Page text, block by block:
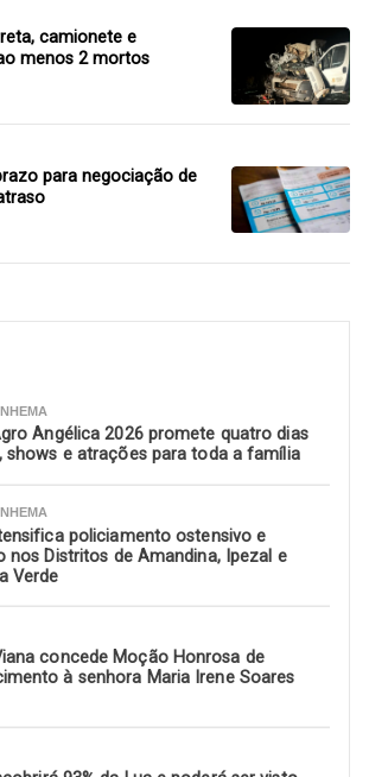
Angélica 2026 promete quatro dias
shows e atrações para toda a família
policiamento ostensivo e
nos Distritos de Amandina, Ipezal e
Verde
concede Moção Honrosa de
à senhora Maria Irene Soares
camionete e
menos 2 mortos
para negociação de